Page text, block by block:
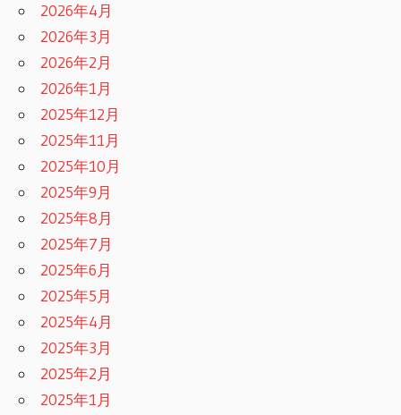
2026年4月
2026年3月
2026年2月
2026年1月
2025年12月
2025年11月
2025年10月
2025年9月
2025年8月
2025年7月
2025年6月
2025年5月
2025年4月
2025年3月
2025年2月
2025年1月